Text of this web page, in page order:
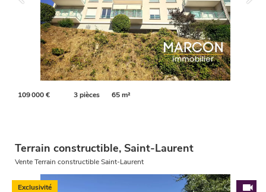
109 000 € 3 pièces 65 m²
Terrain constructible, Saint-Laurent
Vente Terrain constructible Saint-Laurent
Exclusivité